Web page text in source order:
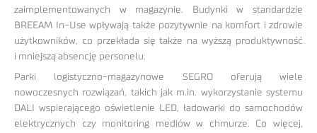
zaimplementowanych w magazynie. Budynki w standardzie
BREEAM In-Use wpływają także pozytywnie na komfort i zdrowie
użytkowników, co przekłada się także na wyższą produktywność
i mniejszą absencję personelu.
Parki logistyczno-magazynowe SEGRO oferują wiele
nowoczesnych rozwiązań, takich jak m.in. wykorzystanie systemu
DALI wspierającego oświetlenie LED, ładowarki do samochodów
elektrycznych czy monitoring mediów w chmurze. Co więcej,